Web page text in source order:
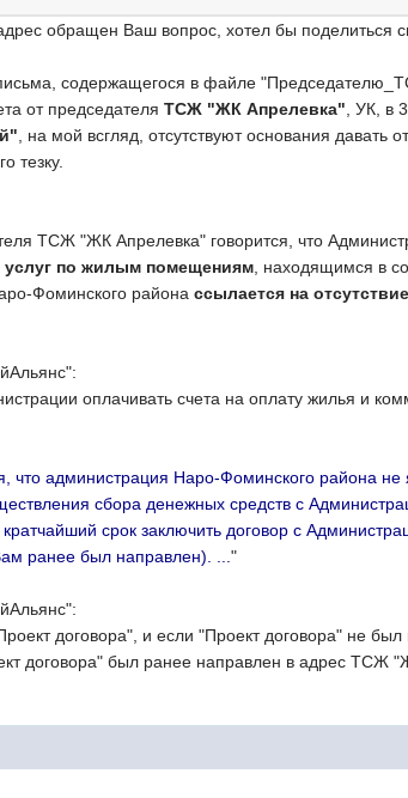
обращен Ваш вопрос, хотел бы поделиться
содержащегося в файле
от председателяТСЖ "ЖК Апрелевка" , УК, в
, на мой всгляд, отсутствуют основания
тезку.
ТСЖ "ЖК Апрелевка" говорится, что
услуг по жилым помещениям , находящимся в
Фоминского районассылается на
оплачивать счета на оплату жилья и
что администрация Наро-Фоминского района
сбора денежных средств с
срок заключить договор с
ранее был направлен). ..."
договора", и если "Проект договора" не
договора" был ранее направлен в адрес ТСЖ